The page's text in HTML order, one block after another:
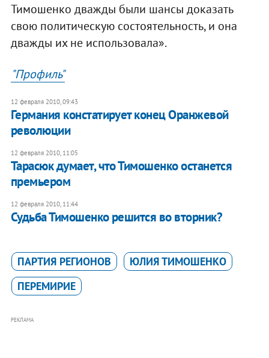
Тимошенко дважды были шансы доказать
свою политическую состоятельность, и она
дважды их не использовала».
"Профиль"
12 февраля 2010, 09:43
Германия констатирует конец Оранжевой
революции
12 февраля 2010, 11:05
Тарасюк думает, что Тимошенко останется
премьером
12 февраля 2010, 11:44
Судьба Тимошенко решится во вторник?
ПАРТИЯ РЕГИОНОВ
ЮЛИЯ ТИМОШЕНКО
ПЕРЕМИРИЕ
РЕКЛАМА